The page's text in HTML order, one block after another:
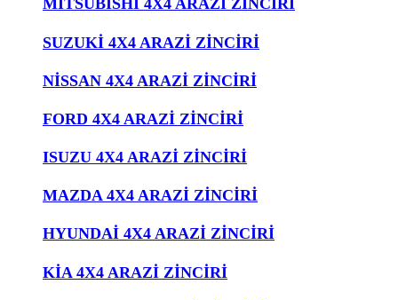
MITSUBISHI 4X4 ARAZİ ZİNCİRİ
SUZUKİ 4X4 ARAZİ ZİNCİRİ
NİSSAN 4X4 ARAZİ ZİNCİRİ
FORD 4X4 ARAZİ ZİNCİRİ
ISUZU 4X4 ARAZİ ZİNCİRİ
MAZDA 4X4 ARAZİ ZİNCİRİ
HYUNDAİ 4X4 ARAZİ ZİNCİRİ
KİA 4X4 ARAZİ ZİNCİRİ